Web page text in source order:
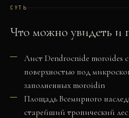
СУТЬ
Что можно увидеть и
Лист Dendrocnide moroides
поверхностью под
заполненных moroidin
Площадь Всемирного
старейший тропический